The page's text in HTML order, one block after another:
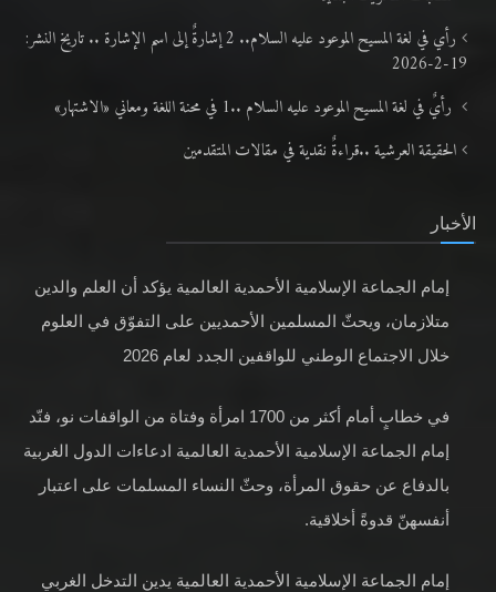
رأي في لغة المسيح الموعود عليه السلام.. 2 إشارةٌ إلى اسم الإشارة .. تاريخ النشر:
19-2-2026
رأيٌ في لغة المسيح الموعود عليه السلام ..1 في محنة اللغة ومعاني «الاشتهار»
الحقيقة العرشية ..قراءةٌ نقدية في مقالات المتقدمين
الأخبار
إمام الجماعة الإسلامية الأحمدية العالمية يؤكد أن العلم والدين
متلازمان، ويحثّ المسلمين الأحمديين على التفوّق في العلوم
خلال الاجتماع الوطني للواقفين الجدد لعام 2026
في خطابٍ أمام أكثر من 1700 امرأة وفتاة من الواقفات نو، فنّد
إمام الجماعة الإسلامية الأحمدية العالمية ادعاءات الدول الغربية
بالدفاع عن حقوق المرأة، وحثّ النساء المسلمات على اعتبار
أنفسهنّ قدوةً أخلاقية.
إمام الجماعة الإسلامية الأحمدية العالمية يدين التدخل الغربي